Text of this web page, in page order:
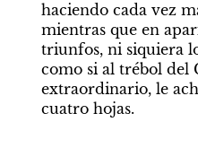
haciendo cada vez
mientras que en
triunfos, ni siquiera
como si al trébol del
extraordinario, le
cuatro hojas.